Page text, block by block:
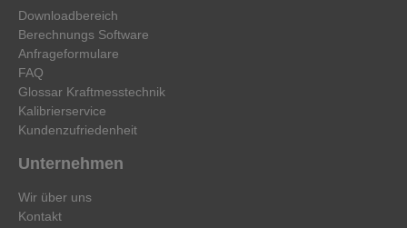
Downloadbereich
Berechnungs Software
Anfrageformulare
FAQ
Glossar Kraftmesstechnik
Kalibrierservice
Kundenzufriedenheit
Unternehmen
Wir über uns
Kontakt